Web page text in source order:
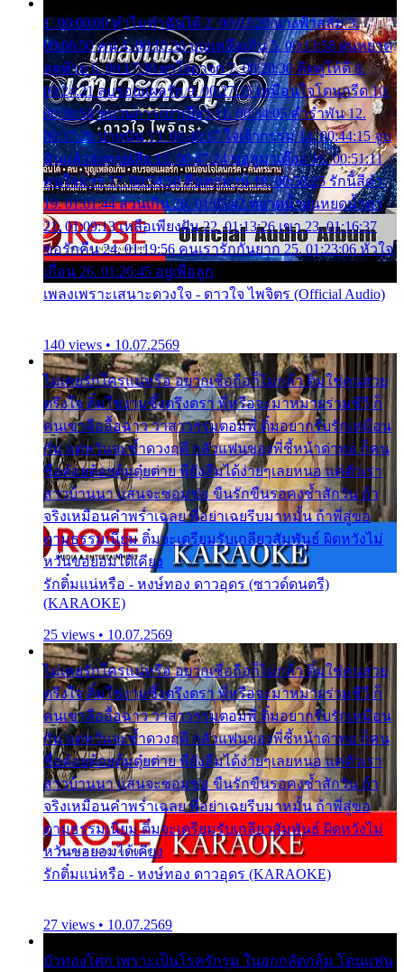
1. 00:00:00 ทำไมทำฉันได้ 2. 00:03:20 นางฟ้าสลัม 3.
00:06:50 คน 4. 00:10:36 บุญเหลือเกิน 5. 00:13:58 ฝนหยาด
สุดท้าย 6. 00:17:30 ยาใจยาจก 7. 00:20:30 คิดดูให้ดี 8.
00:24:21 ลบรอยแผลรัก 9. 00:27:35 เหมือนใจโดนกรีด 10.
00:30:54 ขบวนการเปาเปียว 11. 00:34:05 คำรำพัน 12.
00:37:20 ปาหนัน 13. 00:40:37 ใจเจ้ากรรม 14. 00:44:15 จูบ
ฉันแล้วจงตายเสีย 15. 00:47:24 ขอสูมาเต๊อะ 16. 00:51:11
คนใจมาร 17. 00:54:50 คืนทรมาน 18. 00:58:25 รักนี้สีดำ
19. 01:01:44 ส่วนเกิน 20. 01:05:42 หยาดน้ำฝนหยดน้ำตา
21. 01:09:13 เหลือเพียงฝัน 22. 01:13:26 เขา 23. 01:16:37
ขอรักคืน 24. 01:19:56 คนเรารักกันยาก 25. 01:23:06 หัวใจ
เถื่อน 26. 01:26:45 อยู่เพื่อลูก
เพลงเพราะเสนาะดวงใจ - ดาวใจ ไพจิตร (Official Audio)
140 views • 10.07.2569
ไม่เคยรักใครแน่หรือ อยากเชื่อถือก็ไม่กล้า ติ๋มใช่คนสวย
ตรึงใจ ติ๋มใช่งามซึ้งตรึงตรา พี่หรือจะมาหมายร่วมชีวี ก็
คนเขาลืออื้อฉาว ว่าสาวๆรุมตอมพี่ ติ๋มอยากรับรักเหมือน
กัน แต่หวั่นจะช้ำดวงฤดี กลัวแฟนของพี่ชี้หน้าด่าทอ ก็คน
ชื่อต๋อยต้อยตุ้มตุ๋ยต่าย พี่ยังลืมได้ง่ายๆเลยหนอ แค่ตัวเรา
สาวบ้านนา แสนจะซอมซ่อ ขืนรักขืนรอคงช้ำสักวัน ถ้า
จริงเหมือนคำพร่ำเฉลย พี่อย่าเฉยรีบมาหมั้น ถ้าพี่สู่ขอ
ตามธรรมเนียม ติ๋มจะเตรียมรับเกลียวสัมพันธ์ ผิดหวังไม่
หวั่นขอยอมได้เคียง
รักติ๋มแน่หรือ - หงษ์ทอง ดาวอุดร (ซาวด์ดนตรี)
(KARAOKE)
25 views • 10.07.2569
ไม่เคยรักใครแน่หรือ อยากเชื่อถือก็ไม่กล้า ติ๋มใช่คนสวย
ตรึงใจ ติ๋มใช่งามซึ้งตรึงตรา พี่หรือจะมาหมายร่วมชีวี ก็
คนเขาลืออื้อฉาว ว่าสาวๆรุมตอมพี่ ติ๋มอยากรับรักเหมือน
กัน แต่หวั่นจะช้ำดวงฤดี กลัวแฟนของพี่ชี้หน้าด่าทอ ก็คน
ชื่อต๋อยต้อยตุ้มตุ๋ยต่าย พี่ยังลืมได้ง่ายๆเลยหนอ แค่ตัวเรา
สาวบ้านนา แสนจะซอมซ่อ ขืนรักขืนรอคงช้ำสักวัน ถ้า
จริงเหมือนคำพร่ำเฉลย พี่อย่าเฉยรีบมาหมั้น ถ้าพี่สู่ขอ
ตามธรรมเนียม ติ๋มจะเตรียมรับเกลียวสัมพันธ์ ผิดหวังไม่
หวั่นขอยอมได้เคียง
รักติ๋มแน่หรือ - หงษ์ทอง ดาวอุดร (KARAOKE)
27 views • 10.07.2569
บัวทองโศก เพราะเป็นโรครักรุม ในอกกลัดกลุ้ม โดนแฟน